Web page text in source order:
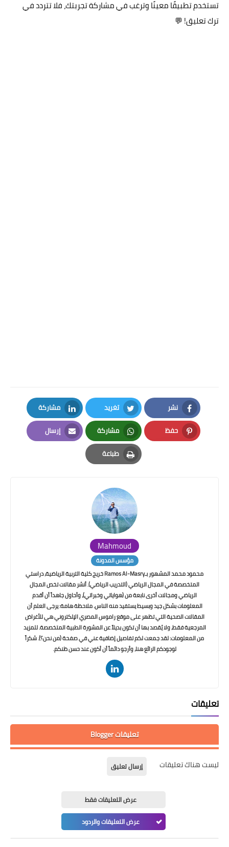
تستخدم تطبيقًا معينًا وترغب في مشاركة تجربتك، فلا تتردد في
ترك تعليق! 💬
نشر
Facebook
تغريد
Twitter
مشاركة
LinkedIn
حفظ
Pinterest
مشاركة
Whatsapp
إرسال
Email
طباعة
Print
Mahmoud
مؤسس المدونة
محمود محمد المشهور بـRamos Al-Masry خريج كلية التربية الرياضية، دراستي
المتخصصة في المجال الرياضي (التدريب الرياضي). أنشر مقالات تخص المجال
الرياضي ومجالات أخرى نابعة من (هواياتي وخبراتي)، وأحاول جاهداً أن أقدم
المعلومات بشكل جيد وبسيط يستفيد منه الناس. ملاحظة هامة: يرجى العلم أن
المقالات الصحية التي تظهر على موقع راموس المصري الإلكتروني هي للأغراض
المرجعية فقط، ولا يُقصد بها أن تكون بديلاً عن المشورة الطبية المتخصصة. للمزيد
من المعلومات: لقد جمعت لكم تفاصيل إضافية عني في صفحة (من نحن؟). شكراً
لوجودكم الرائع هنا، وأرجو دائماً أن أكون عند حسن ظنكم.
تعليقات
تعليقات Blogger
ليست هناك تعليقات إرسال تعليق
عرض التعليقات فقط
عرض التعليقات والردود